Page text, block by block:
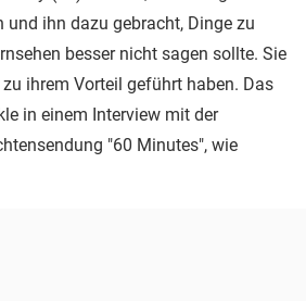
und ihn dazu gebracht, Dinge zu
besser nicht sagen sollte. Sie
ihrem Vorteil geführt haben. Das
in einem Interview mit der
"60 Minutes", wie